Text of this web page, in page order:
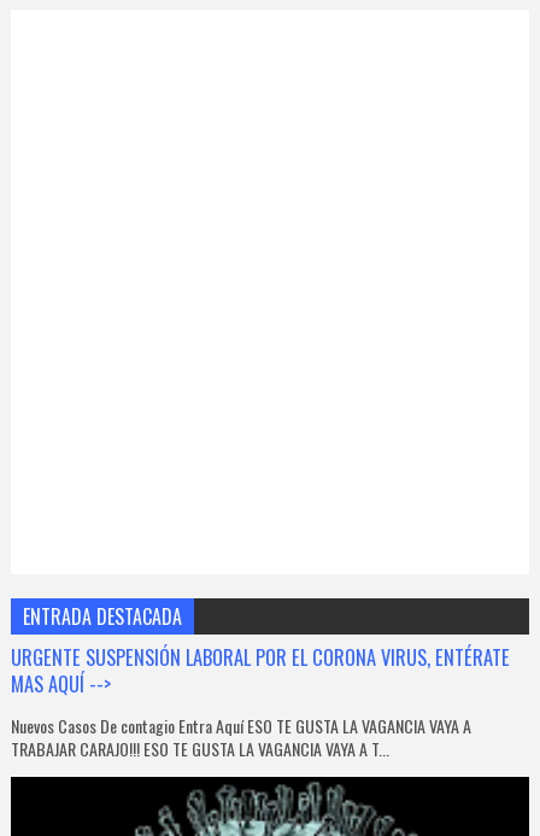
ENTRADA DESTACADA
URGENTE SUSPENSIÓN LABORAL POR EL CORONA VIRUS, ENTÉRATE
MAS AQUÍ -->
Nuevos Casos De contagio Entra Aquí ESO TE GUSTA LA VAGANCIA VAYA A
TRABAJAR CARAJO!!! ESO TE GUSTA LA VAGANCIA VAYA A T...